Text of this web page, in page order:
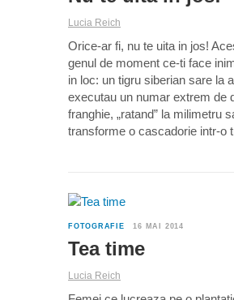
Lucia Reich
Orice-ar fi, nu te uita in jos!
genul de moment ce-ti face
in loc: un tigru siberian sare la
executau un numar extrem de
franghie, „ratand” la milimetru
transforme o cascadorie intr-o
FOTOGRAFIE 16 MAI 2014
Tea time
Lucia Reich